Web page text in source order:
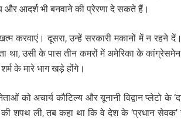
आदर्श भी बनवाने की प्रेरणा दे सकते हैं।
करवाएं। दूसरा, उन्हें सरकारी मकानों में न रहने
था, उसी के पास तीन कमरों में अमेरिका के
के मारे भाग खड़े होंगे।
को अचार्य कौटिल्य और यूनानी विद्वान प्लेटो के
शपथ ली, तब कहा था कि वे देश के ‘प्रधान